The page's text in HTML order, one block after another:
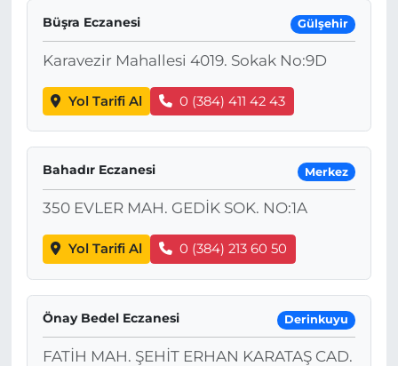
Büşra Eczanesi Gülşehir
Karavezir Mahallesi 4019. Sokak No:9D
Yol Tarifi Al 0 (384) 411 42 43
Bahadır Eczanesi Merkez
350 EVLER MAH. GEDİK SOK. NO:1A
Yol Tarifi Al 0 (384) 213 60 50
Önay Bedel Eczanesi Derinkuyu
FATİH MAH. ŞEHİT ERHAN KARATAŞ CAD.